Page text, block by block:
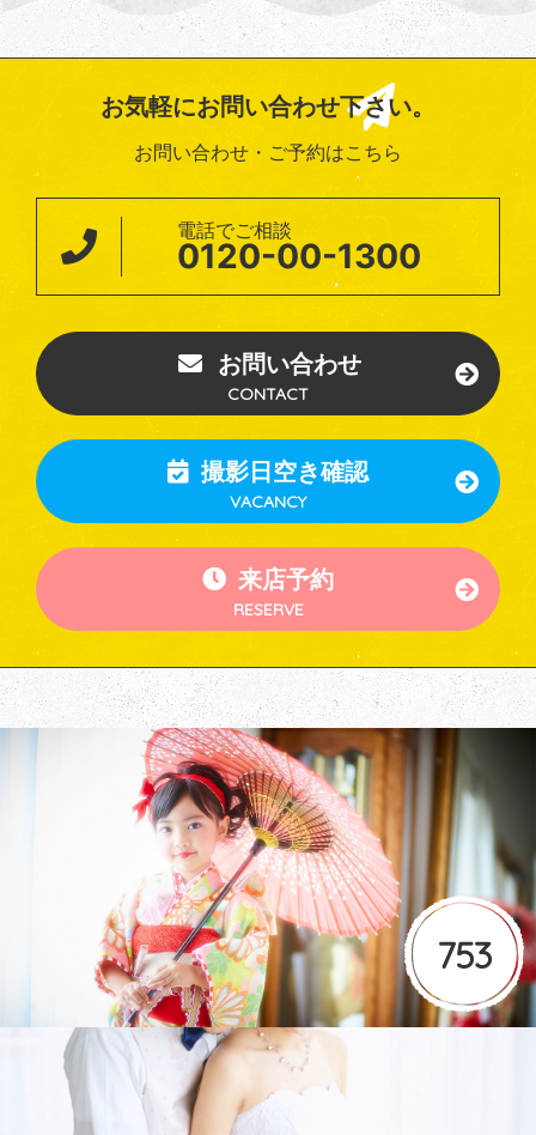
お気軽にお問い合わせ下さい。
お問い合わせ・ご予約はこちら
電話でご相談
0120-00-1300
お問い合わせ
CONTACT
撮影日空き確認
VACANCY
来店予約
RESERVE
753